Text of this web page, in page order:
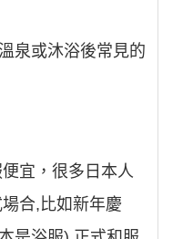
泉或沐浴後常見的
宜，很多日本人
合,比如新年慶